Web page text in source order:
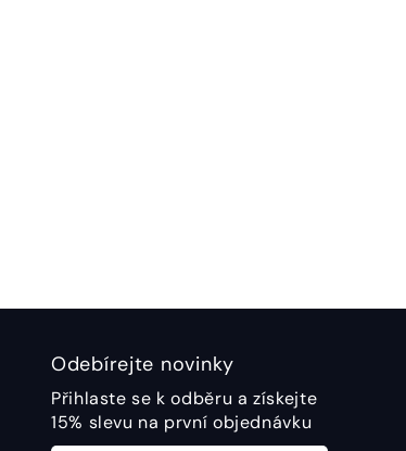
Odebírejte novinky
Přihlaste se k odběru a získejte
15% slevu na první objednávku